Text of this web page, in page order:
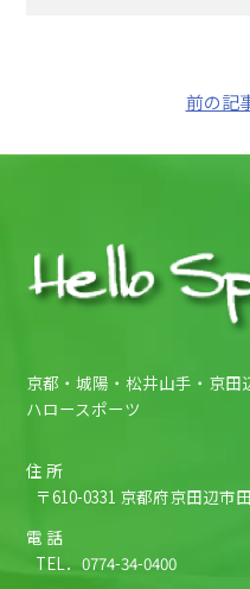
前の記
京都・城陽・松井山手・京田
ハロースポーツ
住 所
〒610-0331 京都府京田辺市
電 話
TEL．0774-34-0400